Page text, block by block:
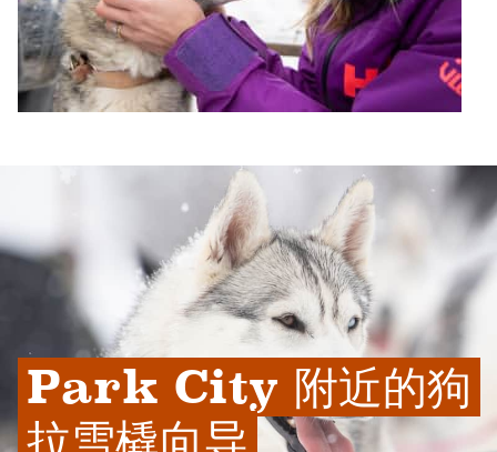
Park City 附近的狗
拉雪橇向导